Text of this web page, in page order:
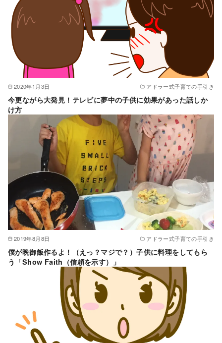
2020年1月3日 アドラー式子育ての手引き
今更ながら大発見！テレビに夢中の子供に効果があった話しか
け方
2019年8月8日 アドラー式子育ての手引き
僕が晩御飯作るよ！（えっ？マジで？）子供に料理をしてもら
う「Show Faith（信頼を示す）」